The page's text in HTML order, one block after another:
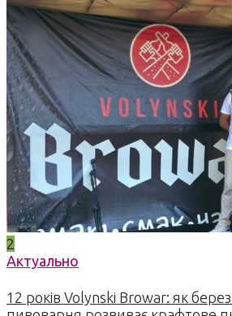
2
Актуально
12 років Volynski Browar: як